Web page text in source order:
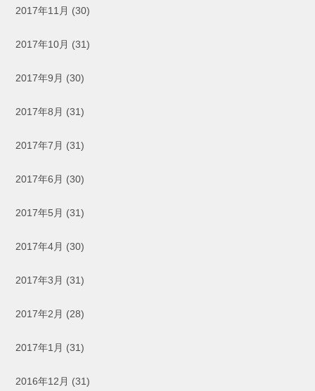
2017年11月 (30)
2017年10月 (31)
2017年9月 (30)
2017年8月 (31)
2017年7月 (31)
2017年6月 (30)
2017年5月 (31)
2017年4月 (30)
2017年3月 (31)
2017年2月 (28)
2017年1月 (31)
2016年12月 (31)